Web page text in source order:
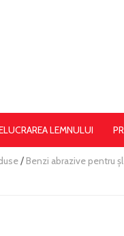
LEMNULUI
/ Benzi abrazive pentru